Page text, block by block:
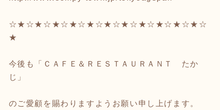
☆★☆★☆★☆★☆★☆★☆★☆★☆★☆★☆★☆
★
今後も「ＣＡＦＥ＆ＲＥＳＴＡＵＲＡＮＴ たか
じ」
のご愛顧を賜わりますようお願い申し上げます。